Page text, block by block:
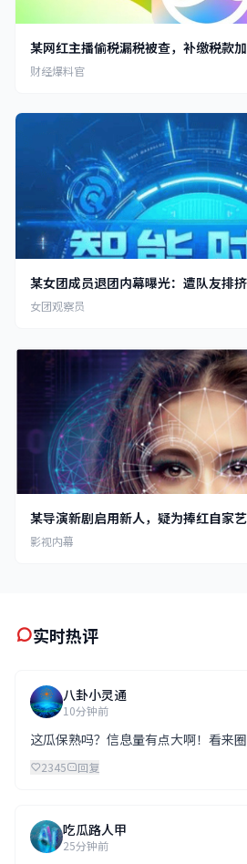
某网红主播偷税漏税被查，补缴税款
财经爆料官
某女团成员退团内幕曝光：遭队友排
女团观察员
某导演新剧启用新人，疑为捧红自家
影视内幕
实时热评
八卦小灵通
10分钟前
这瓜保熟吗？信息量有点大啊！看来圈
2345 回复
吃瓜路人甲
25分钟前